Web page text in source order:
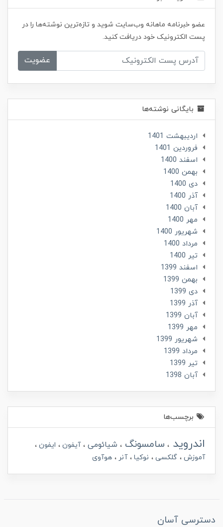
عضو خبرنامه ماهانه وب‌سایت شوید و تازه‌ترین نوشته‌ها را در
پست الکترونیک خود دریافت کنید.
عضویت
بایگانی نوشته‌ها
ارديبهشت 1401
فروردین 1401
اسفند 1400
بهمن 1400
دی 1400
آذر 1400
آبان 1400
مهر 1400
شهریور 1400
مرداد 1400
تير 1400
اسفند 1399
بهمن 1399
دی 1399
آذر 1399
آبان 1399
مهر 1399
شهریور 1399
مرداد 1399
تير 1399
آبان 1398
برچسب‌ها
اندروید سامسونگ شیائومی آیفون
ایفون
آموزش
گلکسی نوکیا آنر هوآوی
دسترسی آسان